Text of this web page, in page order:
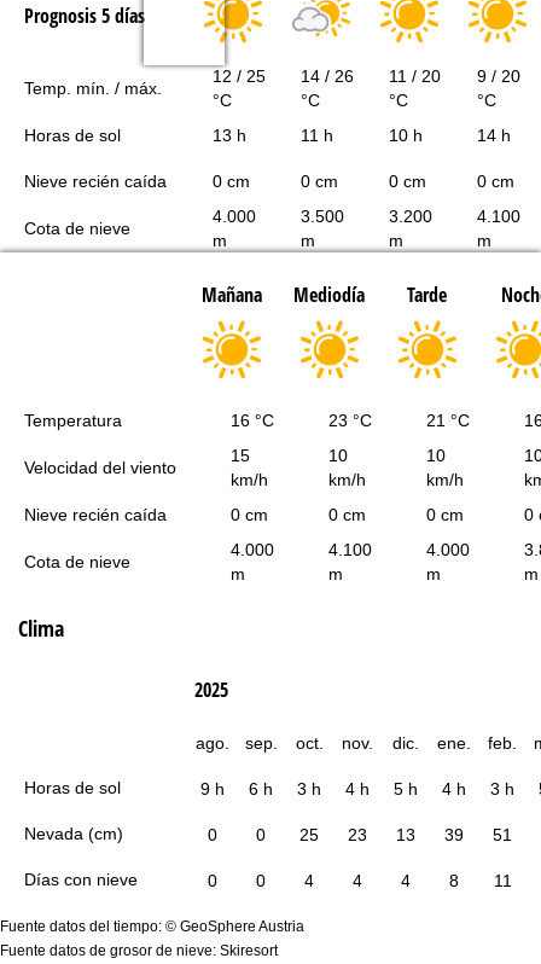
Prognosis 5 días
Temp. mín. / máx.
12 / 25
°C
14 / 26
°C
11 / 20
°C
9 / 20
°C
Horas de sol
13 h 11 h 10 h 14 h
Nieve recién caída 0 cm 0 cm 0 cm 0 cm
Cota de nieve
4.000
m
3.500
m
3.200
m
4.100
m
Mañana Mediodía Tarde
Temperatura 16 °C 23 °C 21 °C
Velocidad del viento
15
km/h
10
km/h
10
km/h
Nieve recién caída
0 cm 0 cm 0 cm 0
Cota de nieve
4.000
m
4.100
m
4.000
m
m
Clima
Horas de sol
Nevada (cm)
Días con nieve
2025
ago. sep. oct. nov. dic. ene. feb.
9 h 6 h 3 h 4 h 5 h 4 h 3 h
0 0 25 23 13 39 51
0 0 4 4 4 8 11
Fuente datos del tiempo: © GeoSphere Austria
Fuente datos de grosor de nieve: Skiresort